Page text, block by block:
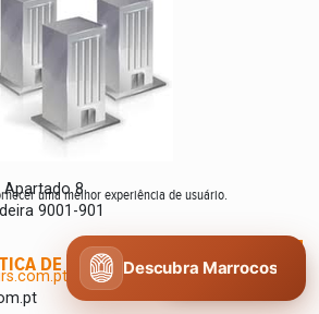
Apartado 8
9001-901
uma melhor experiência de usuário.
DE COOKIES CONCORDO
Descubra Marrocos